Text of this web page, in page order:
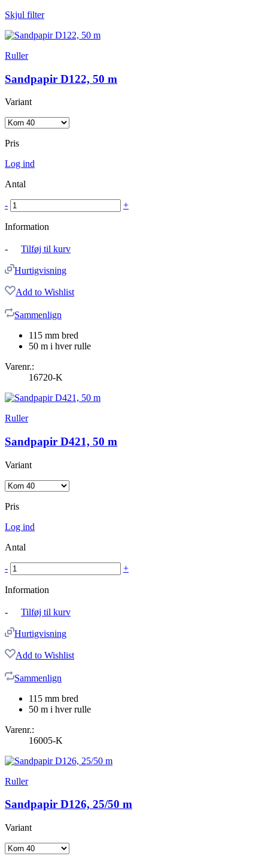
Skjul filter
Ruller
Sandpapir D122, 50 m
Variant
Pris
Log ind
Antal
- +
Information
- Tilføj til kurv
Hurtigvisning
Add to Wishlist
Sammenlign
115 mm bred
50 m i hver rulle
Varenr.:
16720-K
Ruller
Sandpapir D421, 50 m
Variant
Pris
Log ind
Antal
- +
Information
- Tilføj til kurv
Hurtigvisning
Add to Wishlist
Sammenlign
115 mm bred
50 m i hver rulle
Varenr.:
16005-K
Ruller
Sandpapir D126, 25/50 m
Variant